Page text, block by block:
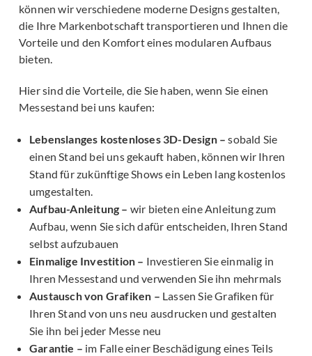
können wir verschiedene moderne Designs gestalten,
die Ihre Markenbotschaft transportieren und Ihnen die
Vorteile und den Komfort eines modularen Aufbaus
bieten.
Hier sind die Vorteile, die Sie haben, wenn Sie einen
Messestand bei uns kaufen:
Lebenslanges kostenloses 3D-Design – sobald Sie
einen Stand bei uns gekauft haben, können wir Ihren
Stand für zukünftige Shows ein Leben lang kostenlos
umgestalten.
Aufbau-Anleitung – wir bieten eine Anleitung zum
Aufbau, wenn Sie sich dafür entscheiden, Ihren Stand
selbst aufzubauen
Einmalige Investition – Investieren Sie einmalig in
Ihren Messestand und verwenden Sie ihn mehrmals
Austausch von Grafiken – Lassen Sie Grafiken für
Ihren Stand von uns neu ausdrucken und gestalten
Sie ihn bei jeder Messe neu
Garantie – im Falle einer Beschädigung eines Teils